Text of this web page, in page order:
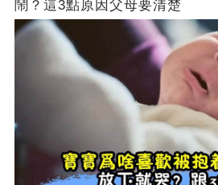
鬧？這3點原因父母要清楚